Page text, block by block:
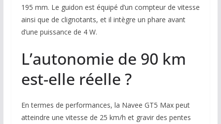
195 mm. Le guidon est équipé d’un compteur de vitesse
ainsi que de clignotants, et il intègre un phare avant
d’une puissance de 4 W.
L’autonomie de 90 km
est-elle réelle ?
En termes de performances, la Navee GT5 Max peut
atteindre une vitesse de 25 km/h et gravir des pentes